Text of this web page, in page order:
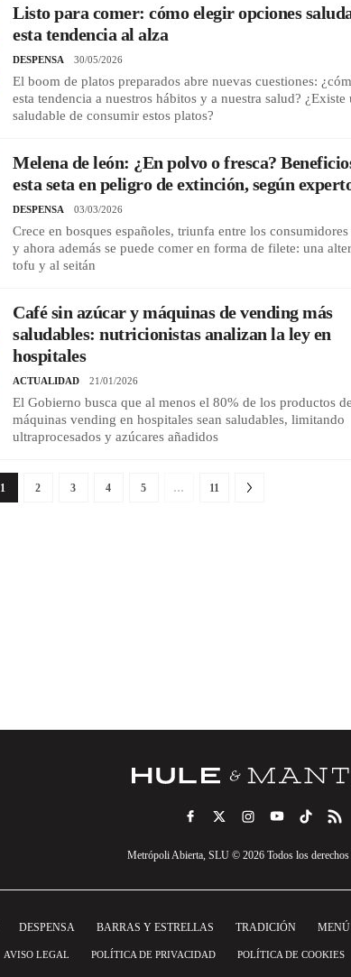
Listo para comer: cómo elegir opciones
esta tendencia al alza
DESPENSA 30/05/2026
El boom de platos preparados abre nuevas cuestiones:
esta tendencia a nuestros hábitos y a nuestra salud? ¿Existe
saludable de consumir estos platos?
Melena de león: ¿En polvo o fresca?
esta seta en peligro de extinción, según
DESPENSA 03/03/2026
Crece en bosques españoles, triunfa entre los
y ahora además se puede comer en forma de filete: una
tofu y al seitán
Café sin azúcar y máquinas de vending más
saludables: nutricionistas analizan la ley en
hospitales
ACTUALIDAD 21/01/2026
El Gobierno busca que al menos el 80% de los productos
máquinas vending en hospitales sean saludables, limitando
ultraprocesados y azúcares añadidos
1 2 3 4 5 … 11
Metrópoli Abierta, SLU © 2026 Todos los derechos
DESPENSA BARRAS Y ESTRELLAS TRADICIÓN
AVISO LEGAL POLÍTICA DE PRIVACIDAD POLÍTICA DE COOKIES